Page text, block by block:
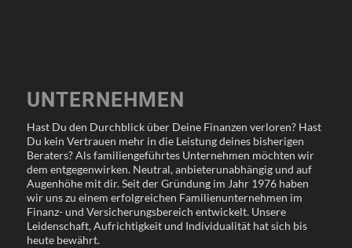
UNTERNEHMEN
Hast Du den Durchblick über Deine Finanzen verloren? Hast
Du kein Vertrauen mehr in die Leistung deines bisherigen
Beraters? Als familiengeführtes Unternehmen möchten wir
dem entgegenwirken. Neutral, anbieterunabhängig und auf
Augenhöhe mit dir. Seit der Gründung im Jahr 1976 haben
wir uns zu einem erfolgreichen Familienunternehmen im
Finanz- und Versicherungsbereich entwickelt. Unsere
Leidenschaft, Aufrichtigkeit und Individualität hat sich bis
heute bewährt.